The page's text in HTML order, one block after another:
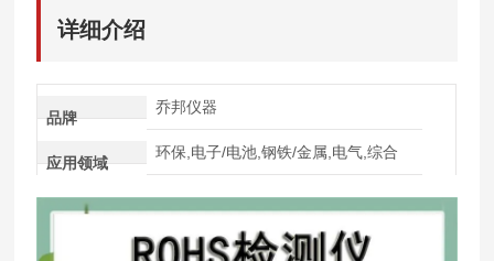
详细介绍
品牌
乔邦仪器
应用领域
环保,电子/电池,钢铁/金属,电气,综合